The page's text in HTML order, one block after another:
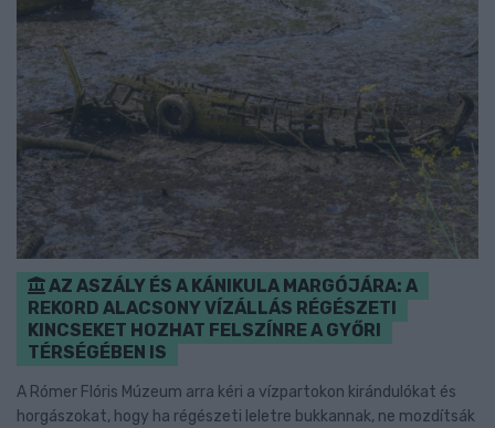
AZ ASZÁLY ÉS A KÁNIKULA MARGÓJÁRA: A
REKORD ALACSONY VÍZÁLLÁS RÉGÉSZETI
KINCSEKET HOZHAT FELSZÍNRE A GYŐRI
TÉRSÉGÉBEN IS
A Rómer Flóris Múzeum arra kéri a vízpartokon kirándulókat és
horgászokat, hogy ha régészeti leletre bukkannak, ne mozdítsák